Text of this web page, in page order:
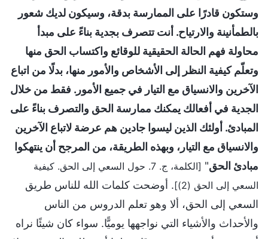
وستكون قادرًا على الممارسة بدقة، وسيكون لديك شعور
بالطمأنينة والارتياح. أنت تتصرف بجدية بناءً على مبدأ
محاولة فهم الحالة الحقيقية للوقائع واكتساب الحق منها
وتعلّم كيفية النظر إلى الأشخاص والأمور منها، بدلًا من اتباع
الآخرين والانسياق مع التيار في جميع الأمور. فقط من خلال
الجدية في أفعالك يمكنك ممارسة الحق والتصرف بناءً على
المبادئ. أولئك الذين ليسوا جادين هم عرضة لاتباع الآخرين
والانسياق مع التيار، وبهذه الطريقة، من المرجح أن ينتهكوا
مبادئ الحق"
[الكلمة، ج. 7. حول السعي إلى الحق. كيفية
السعي إلى الحق (2)]
. أوضحت كلمات الله للناس طريق
السعي إلى الحق، ألا وهو تعلم الدروس من الناس
والأحداث والأشياء التي نواجهها يوميًّا. سواء كان شيئًا نراه